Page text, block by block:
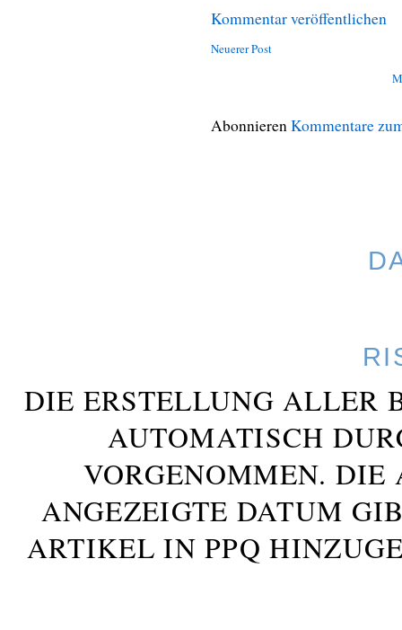
Kommentar veröffentlichen
Neuerer Post
AbonnierenKommentare
DIE ERSTELLUNG ALLER
AUTOMATISCH
VORGENOMMEN. DIE
ANGEZEIGTE DATUM
ARTIKEL IN PPQ